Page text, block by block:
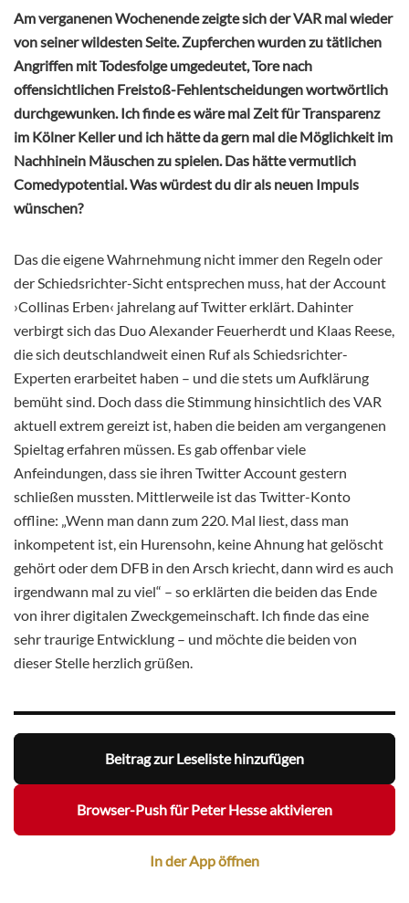
Am verganenen Wochenende zeigte sich der VAR mal wieder
von seiner wildesten Seite. Zupferchen wurden zu tätlichen
Angriffen mit Todesfolge umgedeutet, Tore nach
offensichtlichen Freistoß-Fehlentscheidungen wortwörtlich
durchgewunken. Ich finde es wäre mal Zeit für Transparenz
im Kölner Keller und ich hätte da gern mal die Möglichkeit im
Nachhinein Mäuschen zu spielen. Das hätte vermutlich
Comedypotential. Was würdest du dir als neuen Impuls
wünschen?
Das die eigene Wahrnehmung nicht immer den Regeln oder
der Schiedsrichter-Sicht entsprechen muss, hat der Account
›Collinas Erben‹ jahrelang auf Twitter erklärt. Dahinter
verbirgt sich das Duo Alexander Feuerherdt und Klaas Reese,
die sich deutschlandweit einen Ruf als Schiedsrichter-
Experten erarbeitet haben – und die stets um Aufklärung
bemüht sind. Doch dass die Stimmung hinsichtlich des VAR
aktuell extrem gereizt ist, haben die beiden am vergangenen
Spieltag erfahren müssen. Es gab offenbar viele
Anfeindungen, dass sie ihren Twitter Account gestern
schließen mussten. Mittlerweile ist das Twitter-Konto
offline: „Wenn man dann zum 220. Mal liest, dass man
inkompetent ist, ein Hurensohn, keine Ahnung hat gelöscht
gehört oder dem DFB in den Arsch kriecht, dann wird es auch
irgendwann mal zu viel“ – so erklärten die beiden das Ende
von ihrer digitalen Zweckgemeinschaft. Ich finde das eine
sehr traurige Entwicklung – und möchte die beiden von
dieser Stelle herzlich grüßen.
Beitrag zur Leseliste hinzufügen
Browser-Push für Peter Hesse aktivieren
In der App öffnen